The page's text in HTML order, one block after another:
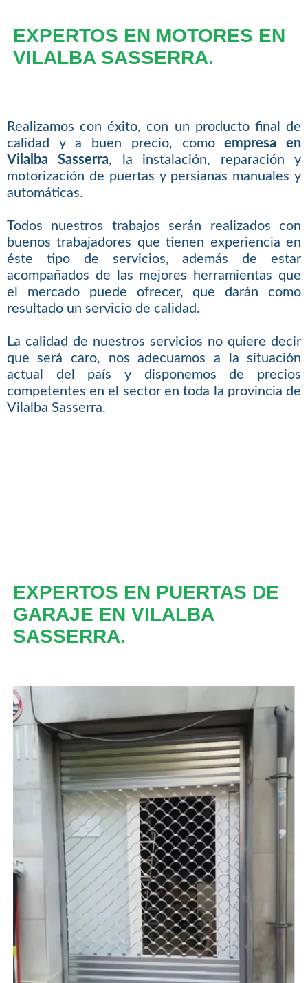
EXPERTOS EN MOTORES EN
VILALBA SASSERRA.
Realizamos con éxito, con un producto final de
calidad y a buen precio, comoempresa en
Vilalba Sasserra, la instalación, reparación y
motorización de puertas y persianas manuales y
automáticas.
Todos nuestros trabajos serán realizados con
buenos trabajadores que tienen experiencia en
éste tipo de servicios, además de estar
acompañados de las mejores herramientas que
el mercado puede ofrecer, que darán como
resultado un servicio de calidad.
La calidad de nuestros servicios no quiere decir
que será caro, nos adecuamos a la situación
actual del país y disponemos de precios
competentes en el sector en toda la provincia de
Vilalba Sasserra.
EXPERTOS EN PUERTAS DE
GARAJE EN VILALBA
SASSERRA.